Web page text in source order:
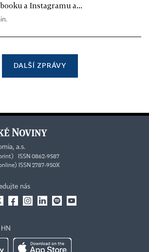
a Instagramu a...
DALŠÍ ZPRÁVY
a.s.
ISSN 0862-9587
ISSN 2787-950X
nás